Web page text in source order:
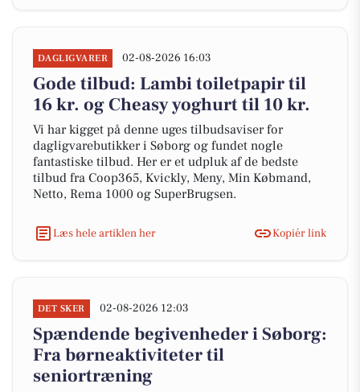
DAGLIGVARER 02-08-2026 16:03
Gode tilbud: Lambi toiletpapir til
16 kr. og Cheasy yoghurt til 10 kr.
Vi har kigget på denne uges tilbudsaviser for
dagligvarebutikker i Søborg og fundet nogle
fantastiske tilbud. Her er et udpluk af de bedste
tilbud fra Coop365, Kvickly, Meny, Min Købmand,
Netto, Rema 1000 og SuperBrugsen.
Læs hele artiklen her Kopiér link
DET SKER 02-08-2026 12:03
Spændende begivenheder i Søborg:
Fra børneaktiviteter til
seniortræning